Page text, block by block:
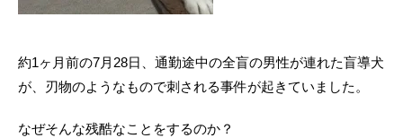
約1ヶ月前の7月28日、通勤途中の全盲の男性が連れた盲導犬
が、刃物のようなもので刺される事件が起きていました。
なぜそんな残酷なことをするのか？